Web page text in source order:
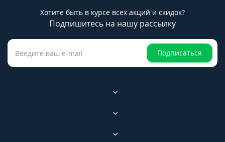
Хотите быть в курсе всех акций и скидок?
Подпишитесь на нашу рассылку
Подписаться